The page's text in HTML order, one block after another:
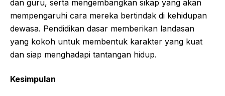
dan guru, serta mengembangkan sikap yang akan
mempengaruhi cara mereka bertindak di kehidupan
dewasa. Pendidikan dasar memberikan landasan
yang kokoh untuk membentuk karakter yang kuat
dan siap menghadapi tantangan hidup.
Kesimpulan